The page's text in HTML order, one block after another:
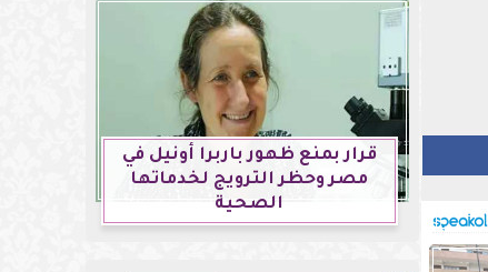
قرار بمنع ظهور باربرا أونيل في
مصر وحظر الترويج لخدماتها
الصحية